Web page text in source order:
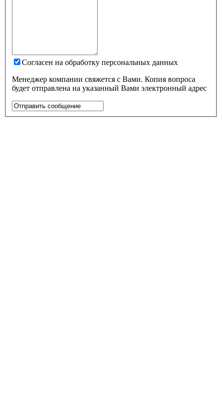
Согласен на обработку персональных данных
Менеджер компании свяжется с Вами. Копия вопроса
будет отправлена на указанный Вами электронный адрес